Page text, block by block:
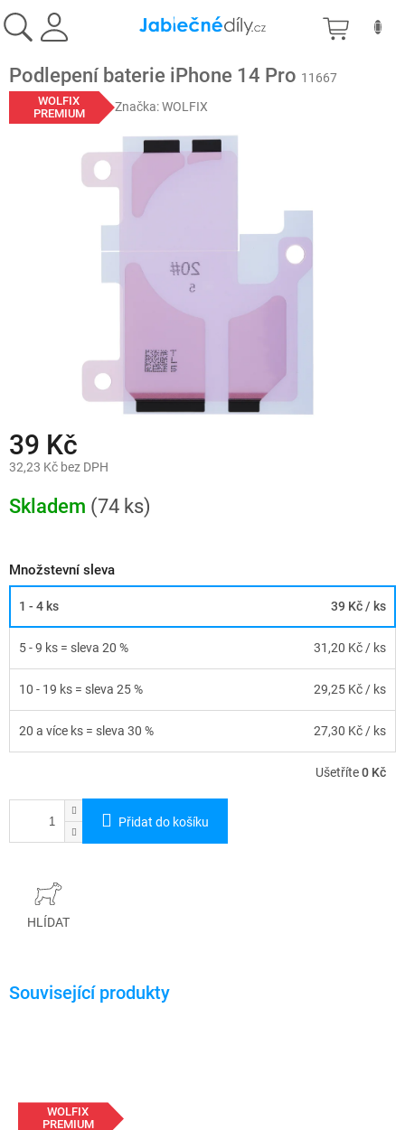
na
obsah
Podlepení baterie iPhone 14 Pro 11667
WOLFIX
PREMIUM
Značka:WOLFIX
39 Kč
32,23 Kč bez DPH
cena:
Skladem (74 ks)
Množstevní sleva
1 - 4 ks 39 Kč/ ks
5 - 9 ks = sleva 20 % 31,20 Kč/ ks
10 - 19 ks = sleva 25 % 29,25 Kč/ ks
20 a více ks = sleva 30 % 27,30 Kč/ ks
Ušetříte0 Kč
Přidat do košíku
HLÍDAT
WOLFIX
PREMIUM